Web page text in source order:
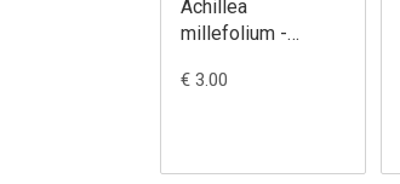
Achillea
millefolium -
millefeuille
€ 3.00